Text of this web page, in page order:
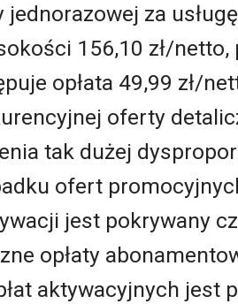
za
156,10 zł/
opłata 49,99 zł/
oferty
tak dużej
ofert
jest pokrywany
opłaty
aktywacyjnych jest